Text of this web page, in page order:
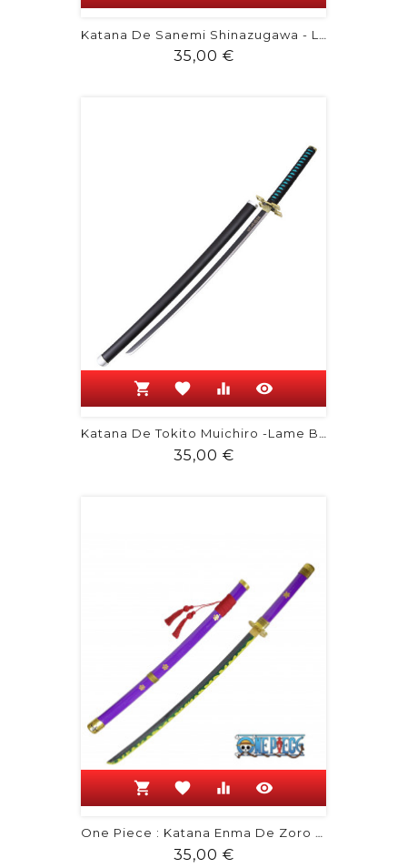
Katana De Sanemi Shinazugawa - Lame...
35,00 €Prix
shopping_cart favorite equalizer visibility
Katana De Tokito Muichiro -Lame Bois...
35,00 €Prix
shopping_cart favorite equalizer visibility
One Piece : Katana Enma De Zoro En...
35,00 €Prix